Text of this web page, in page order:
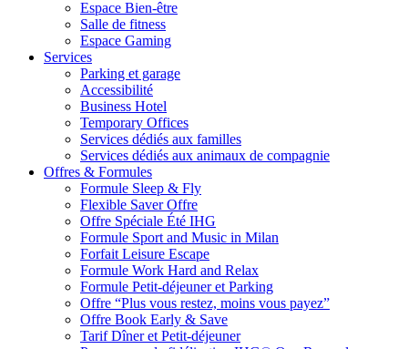
Espace Bien-être
Salle de fitness
Espace Gaming
Services
Parking et garage
Accessibilité
Business Hotel
Temporary Offices
Services dédiés aux familles
Services dédiés aux animaux de compagnie
Offres & Formules
Formule Sleep & Fly
Flexible Saver Offre
Offre Spéciale Été IHG
Formule Sport and Music in Milan
Forfait Leisure Escape
Formule Work Hard and Relax
Formule Petit-déjeuner et Parking
Offre “Plus vous restez, moins vous payez”
Offre Book Early & Save
Tarif Dîner et Petit-déjeuner